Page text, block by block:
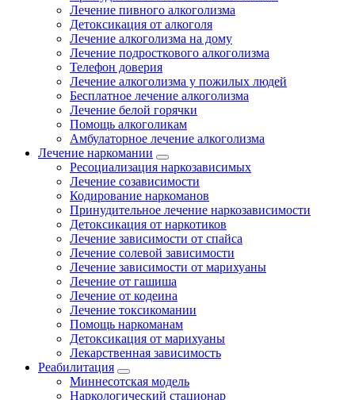
Лечение пивного алкоголизма
Детоксикация от алкоголя
Лечение алкоголизма на дому
Лечение подросткового алкоголизма
Телефон доверия
Лечение алкоголизма у пожилых людей
Бесплатное лечение алкоголизма
Лечение белой горячки
Помощь алкоголикам
Амбулаторное лечение алкоголизма
Лечение наркомании
Ресоциализация наркозависимых
Лечение созависимости
Кодирование наркоманов
Принудительное лечение наркозависимости
Детоксикация от наркотиков
Лечение зависимости от спайса
Лечение солевой зависимости
Лечение зависимости от марихуаны
Лечение от гашиша
Лечение от кодеина
Лечение токсикомании
Помощь наркоманам
Детоксикация от марихуаны
Лекарственная зависимость
Реабилитация
Миннесотская модель
Наркологический стационар